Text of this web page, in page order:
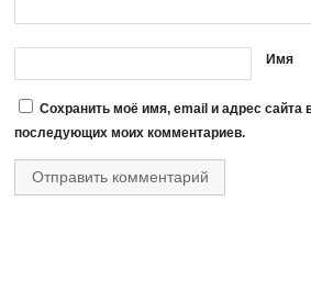
Имя
Сохранить моё имя, email и адрес сайта
последующих моих комментариев.